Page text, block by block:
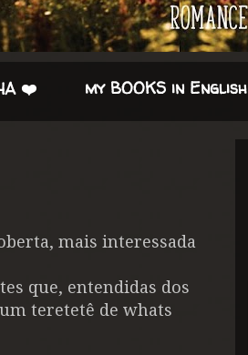
❤️ my BOOKS in English
mais interessada
que, entendidas dos
teretetê de whats